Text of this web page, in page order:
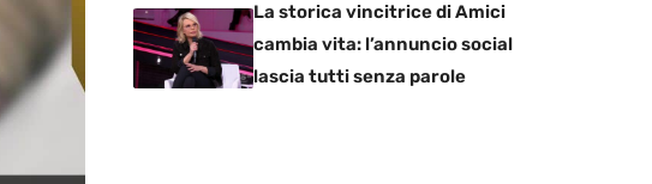
La storica vincitrice di Amici
cambia vita: l’annuncio social
lascia tutti senza parole